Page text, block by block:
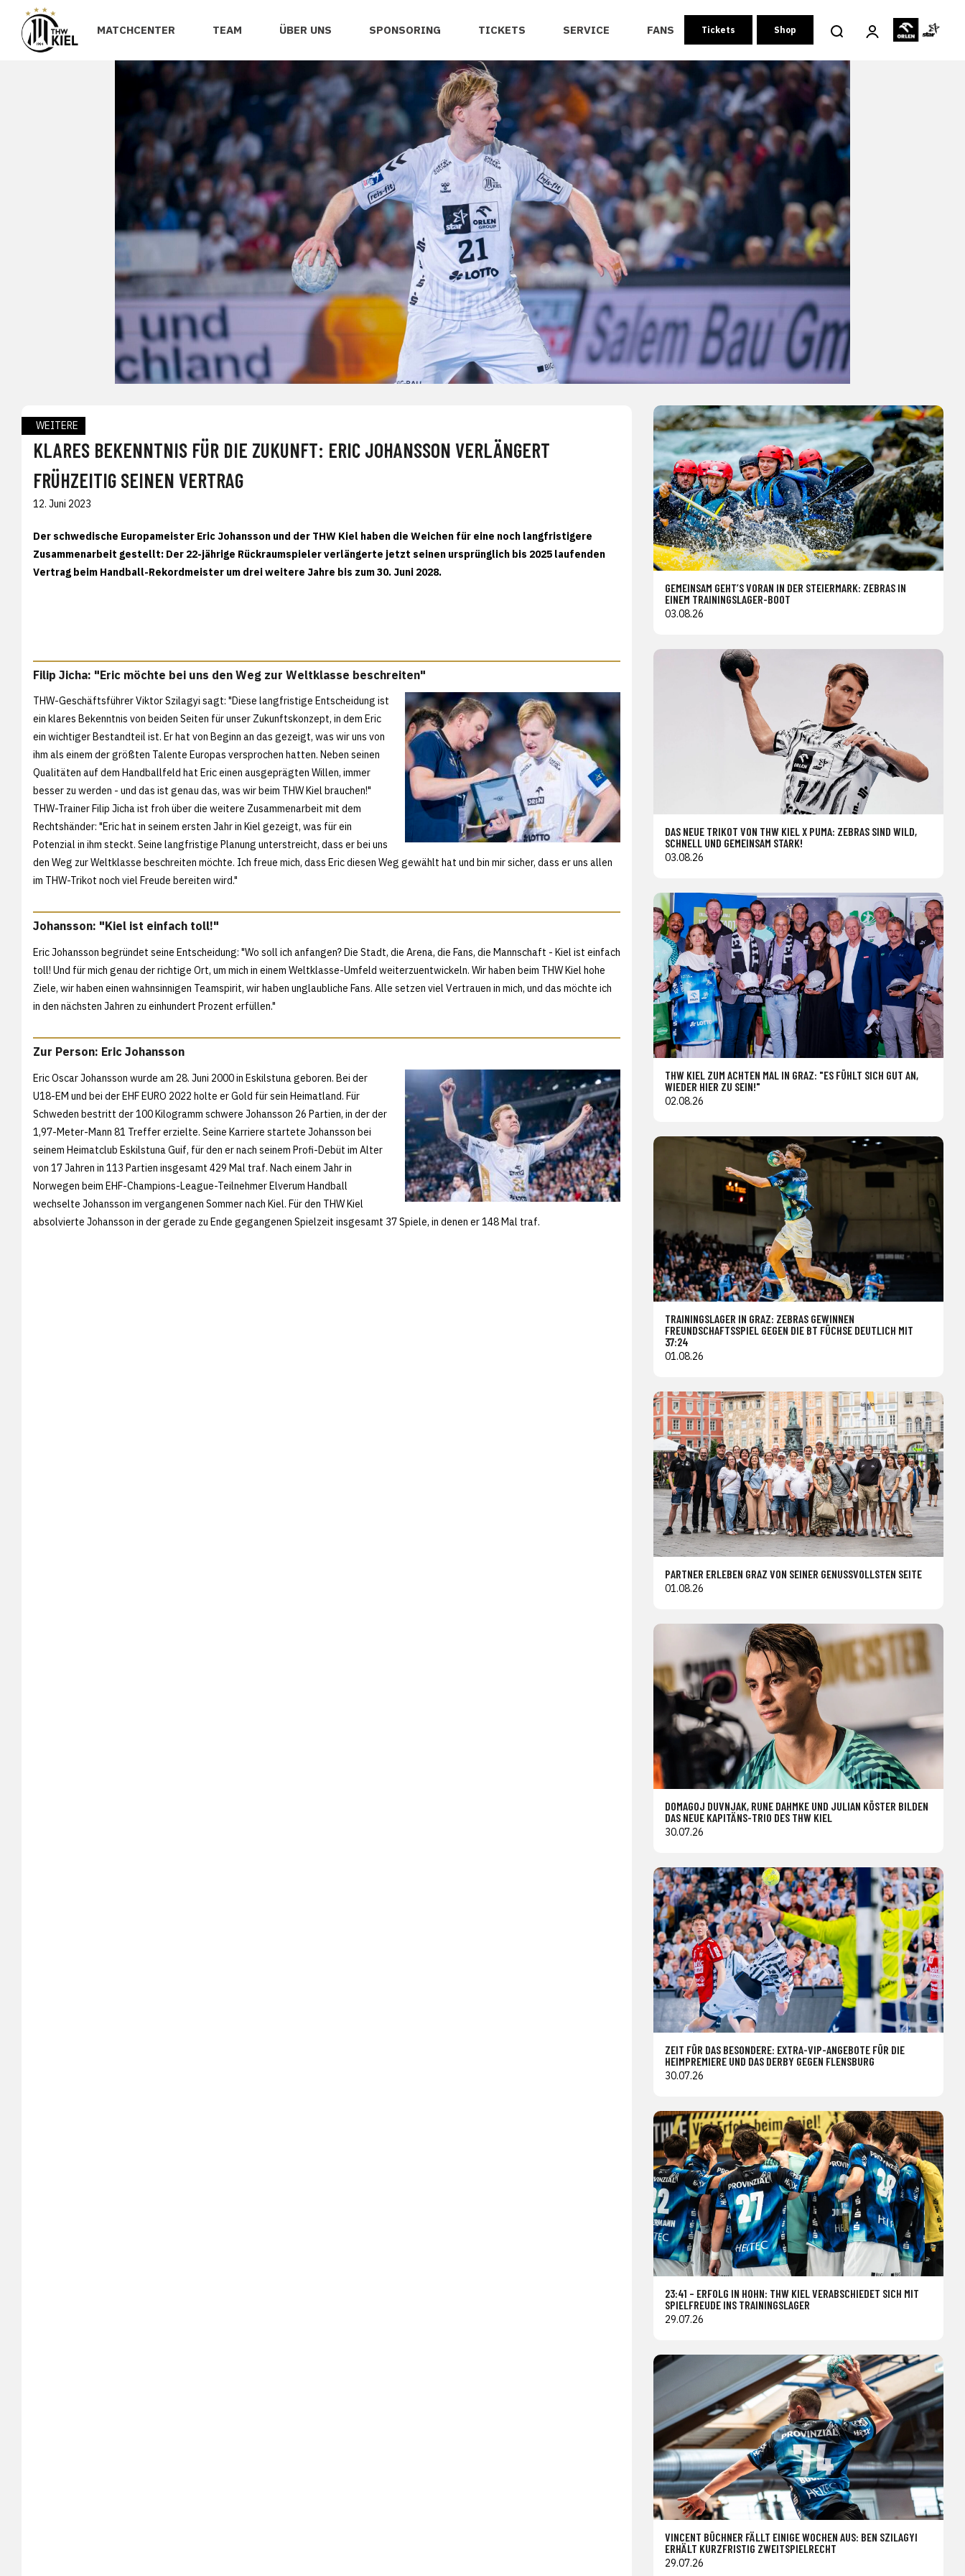
MATCHCENTER TEAM ÜBER UNS SPONSORING TICKETS SERVICE FANS Tickets Shop
WEITERE
KLARES BEKENNTNIS FÜR DIE ZUKUNFT: ERIC JOHANSSON VERLÄNGERT
FRÜHZEITIG SEINEN VERTRAG
12. Juni 2023
Der schwedische Europameister Eric Johansson und der THW Kiel haben die Weichen für eine noch langfristigere
Zusammenarbeit gestellt: Der 22-jährige Rückraumspieler verlängerte jetzt seinen ursprünglich bis 2025 laufenden
Vertrag beim Handball-Rekordmeister um drei weitere Jahre bis zum 30. Juni 2028.
Filip Jicha: "Eric möchte bei uns den Weg zur Weltklasse beschreiten"
THW-Geschäftsführer Viktor Szilagyi sagt: "Diese langfristige Entscheidung ist
ein klares Bekenntnis von beiden Seiten für unser Zukunftskonzept, in dem Eric
ein wichtiger Bestandteil ist. Er hat von Beginn an das gezeigt, was wir uns von
ihm als einem der größten Talente Europas versprochen hatten. Neben seinen
Qualitäten auf dem Handballfeld hat Eric einen ausgeprägten Willen, immer
besser zu werden - und das ist genau das, was wir beim THW Kiel brauchen!"
THW-Trainer Filip Jicha ist froh über die weitere Zusammenarbeit mit dem
Rechtshänder: "Eric hat in seinem ersten Jahr in Kiel gezeigt, was für ein
Potenzial in ihm steckt. Seine langfristige Planung unterstreicht, dass er bei uns
den Weg zur Weltklasse beschreiten möchte. Ich freue mich, dass Eric diesen Weg gewählt hat und bin mir sicher, dass er uns allen
im THW-Trikot noch viel Freude bereiten wird."
Johansson: "Kiel ist einfach toll!"
Eric Johansson begründet seine Entscheidung: "Wo soll ich anfangen? Die Stadt, die Arena, die Fans, die Mannschaft - Kiel ist einfach
toll! Und für mich genau der richtige Ort, um mich in einem Weltklasse-Umfeld weiterzuentwickeln. Wir haben beim THW Kiel hohe
Ziele, wir haben einen wahnsinnigen Teamspirit, wir haben unglaubliche Fans. Alle setzen viel Vertrauen in mich, und das möchte ich
in den nächsten Jahren zu einhundert Prozent erfüllen."
Zur Person: Eric Johansson
Eric Oscar Johansson wurde am 28. Juni 2000 in Eskilstuna geboren. Bei der
U18-EM und bei der EHF EURO 2022 holte er Gold für sein Heimatland. Für
Schweden bestritt der 100 Kilogramm schwere Johansson 26 Partien, in der der
1,97-Meter-Mann 81 Treffer erzielte. Seine Karriere startete Johansson bei
seinem Heimatclub Eskilstuna Guif, für den er nach seinem Profi-Debüt im Alter
von 17 Jahren in 113 Partien insgesamt 429 Mal traf. Nach einem Jahr in
Norwegen beim EHF-Champions-League-Teilnehmer Elverum Handball
wechselte Johansson im vergangenen Sommer nach Kiel. Für den THW Kiel
absolvierte Johansson in der gerade zu Ende gegangenen Spielzeit insgesamt 37 Spiele, in denen er 148 Mal traf.
GEMEINSAM GEHT’S VORAN IN DER STEIERMARK: ZEBRAS IN
EINEM TRAININGSLAGER-BOOT
03.08.26
DAS NEUE TRIKOT VON THW KIEL X PUMA: ZEBRAS SIND WILD,
SCHNELL UND GEMEINSAM STARK!
03.08.26
THW KIEL ZUM ACHTEN MAL IN GRAZ: "ES FÜHLT SICH GUT AN,
WIEDER HIER ZU SEIN!"
02.08.26
TRAININGSLAGER IN GRAZ: ZEBRAS GEWINNEN
FREUNDSCHAFTSSPIEL GEGEN DIE BT FÜCHSE DEUTLICH MIT
37:24
01.08.26
PARTNER ERLEBEN GRAZ VON SEINER GENUSSVOLLSTEN SEITE
01.08.26
DOMAGOJ DUVNJAK, RUNE DAHMKE UND JULIAN KÖSTER BILDEN
DAS NEUE KAPITÄNS-TRIO DES THW KIEL
30.07.26
ZEIT FÜR DAS BESONDERE: EXTRA-VIP-ANGEBOTE FÜR DIE
HEIMPREMIERE UND DAS DERBY GEGEN FLENSBURG
30.07.26
23:41 – ERFOLG IN HOHN: THW KIEL VERABSCHIEDET SICH MIT
SPIELFREUDE INS TRAININGSLAGER
29.07.26
VINCENT BÜCHNER FÄLLT EINIGE WOCHEN AUS: BEN SZILAGYI
ERHÄLT KURZFRISTIG ZWEITSPIELRECHT
29.07.26